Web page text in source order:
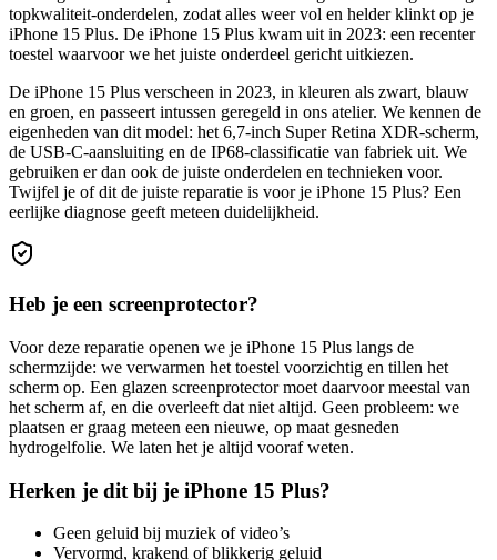
topkwaliteit-onderdelen, zodat alles weer vol en helder klinkt op je
iPhone 15 Plus. De iPhone 15 Plus kwam uit in 2023: een recenter
toestel waarvoor we het juiste onderdeel gericht uitkiezen.
De iPhone 15 Plus verscheen in 2023, in kleuren als zwart, blauw
en groen, en passeert intussen geregeld in ons atelier. We kennen de
eigenheden van dit model: het 6,7-inch Super Retina XDR-scherm,
de USB-C-aansluiting en de IP68-classificatie van fabriek uit. We
gebruiken er dan ook de juiste onderdelen en technieken voor.
Twijfel je of dit de juiste reparatie is voor je iPhone 15 Plus? Een
eerlijke diagnose geeft meteen duidelijkheid.
Heb je een screenprotector?
Voor deze reparatie openen we je iPhone 15 Plus langs de
schermzijde: we verwarmen het toestel voorzichtig en tillen het
scherm op. Een glazen screenprotector moet daarvoor meestal van
het scherm af, en die overleeft dat niet altijd. Geen probleem: we
plaatsen er graag meteen een nieuwe, op maat gesneden
hydrogelfolie. We laten het je altijd vooraf weten.
Herken je dit bij je iPhone 15 Plus?
Geen geluid bij muziek of video’s
Vervormd, krakend of blikkerig geluid